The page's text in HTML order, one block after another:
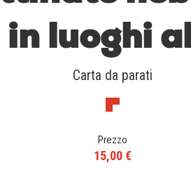
in luoghi
Carta da parati
Prezzo
15,00 €